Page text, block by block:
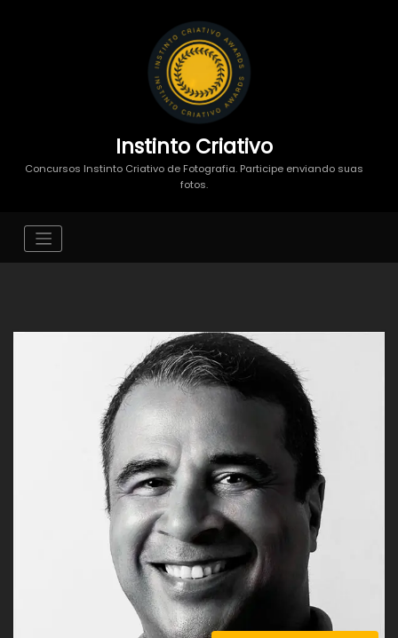
Instinto Criativo
Concursos Instinto Criativo de Fotografia. Participe enviando suas
fotos.